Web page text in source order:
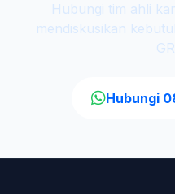
Hubungi tim ahli
mendiskusikan
Hubungi